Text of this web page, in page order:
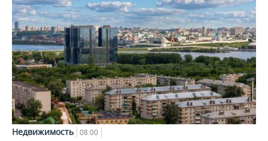
Недвижимость 08:00